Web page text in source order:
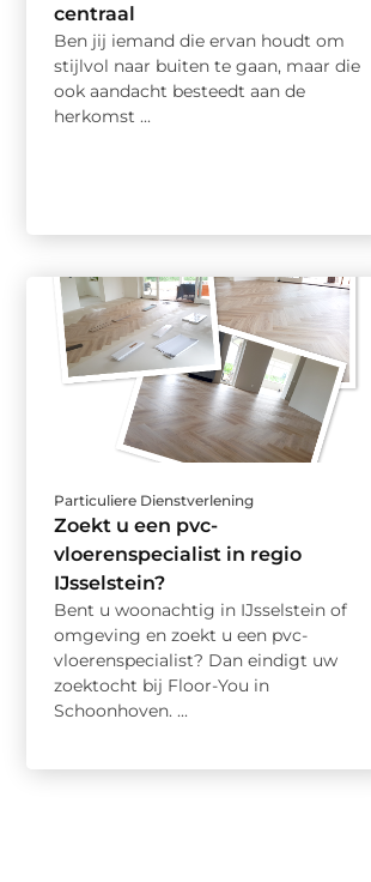
centraal
Ben jij iemand die ervan houdt om
stijlvol naar buiten te gaan, maar die
ook aandacht besteedt aan de
herkomst ...
Particuliere Dienstverlening
Zoekt u een pvc-
vloerenspecialist in regio
IJsselstein?
Bent u woonachtig in IJsselstein of
omgeving en zoekt u een pvc-
vloerenspecialist? Dan eindigt uw
zoektocht bij Floor-You in
Schoonhoven. ...